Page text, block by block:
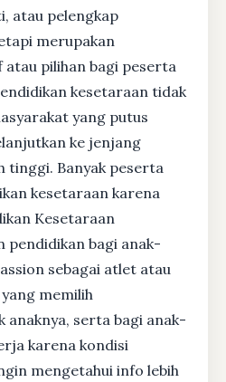
atau pelengkap
merupakan
pilihan bagi peserta
kesetaraan tidak
yang putus
ke jenjang
tinggi. Banyak peserta
kesetaraan karena
Kesetaraan
pendidikan bagi anak-
sebagai atlet atau
memilih
anaknya, serta bagi anak-
karena kondisi
mengetahui info lebih